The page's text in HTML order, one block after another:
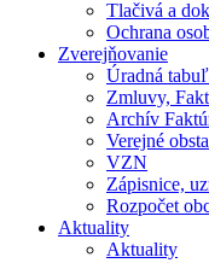
Tlačivá a
Ochrana
Zverejňovanie
Úradná
Zmluvy,
Archív
Verejné
VZN
Zápisnice,
Rozpočet
Aktuality
Aktuality